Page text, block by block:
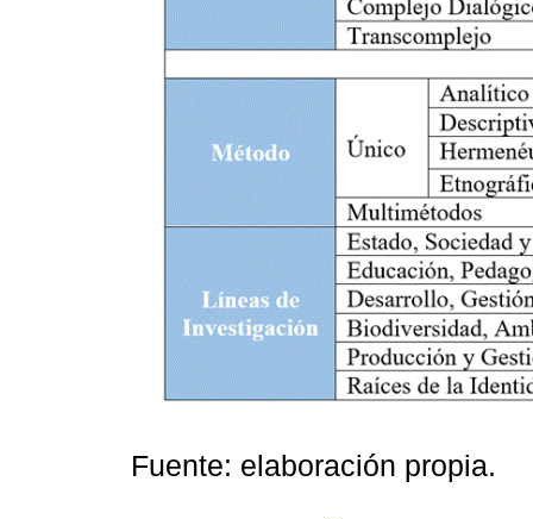
Fuente: elaboración propia.